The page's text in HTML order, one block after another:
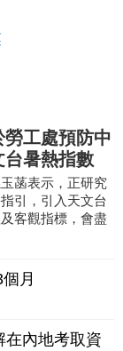
工處預防中
台暑熱指數
菡表示，正研究
引，引入天文台
客觀指標，會盡
月
在內地考取資